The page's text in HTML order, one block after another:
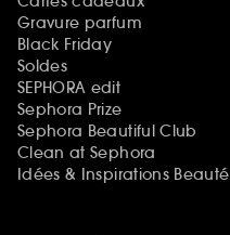
Gravure parfum
Black Friday
Soldes
SEPHORA edit
Sephora Prize
Sephora Beautiful Club
Clean at Sephora
Idées & Inspirations Beauté